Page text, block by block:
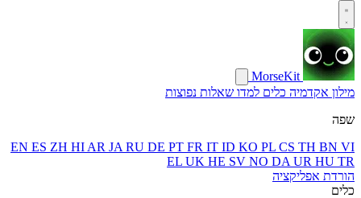
MorseKit
מילון אקדמיה כלים למדו שאלות נפוצות
שפה
EN ES ZH HI AR JA RU DE PT FR IT ID KO PL CS TH BN VI
EL UK HE SV NO DA UR HU TR
הורדת אפליקציה
כלים